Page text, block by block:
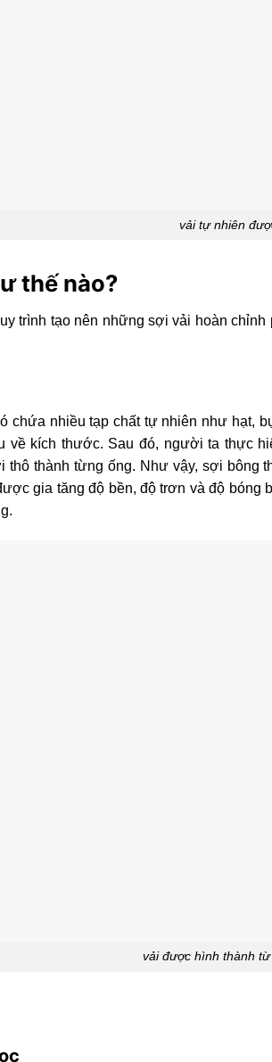
vải tự nhiên
thế nào?
trình tạo nên những sợi vải hoàn
chứa nhiều tạp chất tự nhiên như
về kích thước. Sau đó, người ta thực
thô thành từng ống. Như vậy, sợi
gia tăng độ bền, độ trơn và độ bóng
vải được hình thành